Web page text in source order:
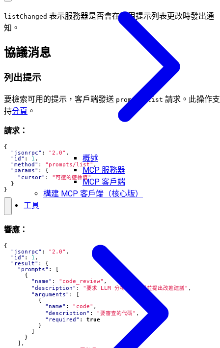
概述
MCP 服務器
MCP 客戶端
構建 MCP 客戶端（核心版）
工具
listChanged 表示服務器是否會在可用提示列表更改時發出通
知。
協議消息
列出提示
要檢索可用的提示，客戶端發送 prompts/list 請求。此操作支
持分頁 。
請求：
{
"jsonrpc" : "2.0" ,
"id" : 1 ,
"method" : "prompts/list" ,
"params" :
{
"cursor" :
"可選的遊標值"
}
}
響應：
{
"jsonrpc" : "2.0" ,
"id" : 1 ,
"result" :
{
"prompts" :
[
{
"name" : "code_review" ,
"description" : "要求 LLM 分析代碼質量並提出改進建議" ,
"arguments" :
[
{
"name" : "code" ,
"description" : "要審查的代碼" ,
"required" :
true
}
]
}
],